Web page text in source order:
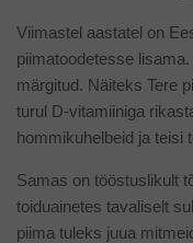
Viimastel aastatel on
piimatoodetesse
märgitud. Näiteks Tere
turul D-vitamiiniga
hommikuhelbeid ja teisi
Samas on tööstuslikult
toiduainetes tavaliselt
piima tuleks juua